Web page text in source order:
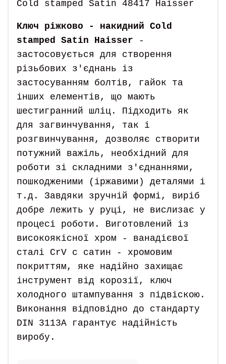
Cold stamped Satin 48417 Haisser
Ключ ріжково - накидний Cold
stamped Satin Haisser
-
застосовується для створення
різьбових з'єднань із
застосуванням болтів, гайок та
інших елементів, що мають
шестигранний шліц. Підходить як
для загвинчування, так і
розгвинчування, дозволяє створити
потужний важіль, необхідний для
роботи зі складними з'єднаннями,
пошкодженими (іржавими) деталями і
т.д. Завдяки зручній формі, виріб
добре лежить у руці, не вислизає у
процесі роботи. Виготовлений із
високоякісної хром - ванадієвої
сталі CrV с сатин - хромовим
покриттям, яке надійно захищає
інструмент від корозії, ключ
холодного штампування з підвіскою.
Виконання відповідно до стандарту
DIN 3113А гарантує надійність
виробу.